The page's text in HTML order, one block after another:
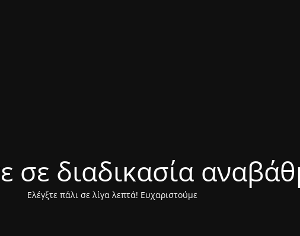
σε διαδικασία
Ελέγξτε πάλι σε λίγα λεπτά! Ευχαριστούμε